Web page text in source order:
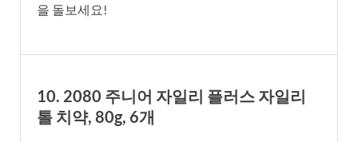
을 돌보세요!
10. 2080 주니어 자일리 플러스 자일리
톨 치약, 80g, 6개